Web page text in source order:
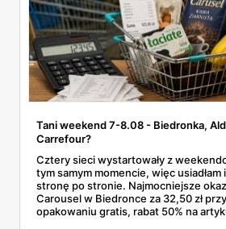
Tani weekend 7-8.08 - Biedronka,
Carrefour?
Cztery sieci wystartowały z
tym samym momencie, więc usiadłam
stronę po stronie. Najmocniejsze
Carousel w Biedronce za 32,50 zł
opakowaniu gratis, rabat 50% na